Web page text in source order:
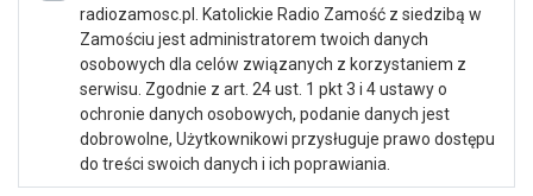
radiozamosc.pl. Katolickie Radio Zamość z siedzibą w
Zamościu jest administratorem twoich danych
osobowych dla celów związanych z korzystaniem z
serwisu. Zgodnie z art. 24 ust. 1 pkt 3 i 4 ustawy o
ochronie danych osobowych, podanie danych jest
dobrowolne, Użytkownikowi przysługuje prawo dostępu
do treści swoich danych i ich poprawiania.